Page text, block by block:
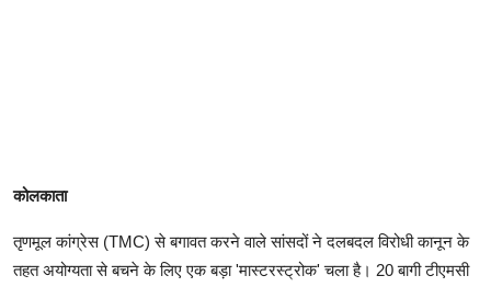
कोलकाता
तृणमूल कांग्रेस (TMC) से बगावत करने वाले सांसदों ने दलबदल विरोधी कानून के
तहत अयोग्यता से बचने के लिए एक बड़ा 'मास्टरस्ट्रोक' चला है। 20 बागी टीएमसी